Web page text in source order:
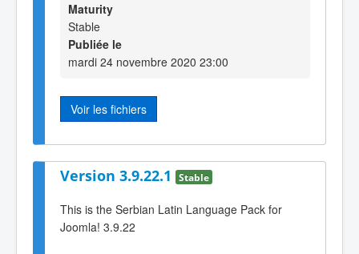
Maturity
Stable
Publiée le
mardi 24 novembre 2020 23:00
Voir les fichiers
Version 3.9.22.1 Stable
This is the Serbian Latin Language Pack for
Joomla! 3.9.22